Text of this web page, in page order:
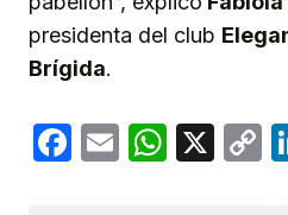
presidenta del club
Brígida.
Facebook
Email X